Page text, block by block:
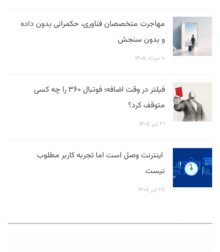
مهاجرت متخصصان فناوری، حکمرانی بدون داده
و بدون سنجش
۱۰ مرداد ۱۴۰۵
فیلتر در وقت اضافه؛ فوتبال ۳۶۰ را چه کسی
متوقف کرد؟
۳۱ تیر ۱۴۰۵
اینترنت وصل است اما تجربه کاربر مطلوب
نیست
۲۸ تیر ۱۴۰۵